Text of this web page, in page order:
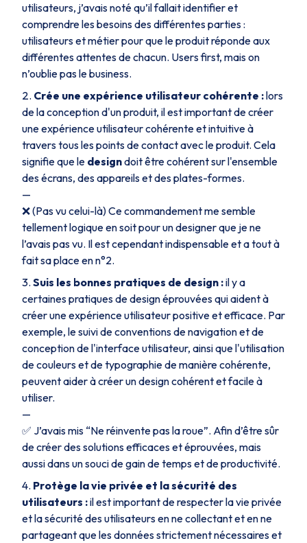
utilisateurs, j’avais noté qu’il fallait identifier et
comprendre les besoins des différentes parties :
utilisateurs et métier pour que le produit réponde aux
différentes attentes de chacun. Users first, mais on
n’oublie pas le business.
Crée une expérience utilisateur cohérente :lors
de la conception d'un produit, il est important de créer
une expérience utilisateur cohérente et intuitive à
travers tous les points de contact avec le produit. Cela
signifie que le designdoit être cohérent sur l'ensemble
des écrans, des appareils et des plates-formes.
—
❌(Pas vu celui-là)Ce commandement me semble
tellement logique en soit pour un designer que je ne
l’avais pas vu. Il est cependant indispensable et a tout à
fait sa place en n°2.
Suis les bonnes pratiques de design :il y a
certaines pratiques de design éprouvées qui aident à
créer une expérience utilisateur positive et efficace. Par
exemple, le suivi de conventions de navigation et de
conception de l'interface utilisateur, ainsi que l'utilisation
de couleurs et de typographie de manière cohérente,
peuvent aider à créer un design cohérent et facile à
utiliser.
—
✅ J’avais mis “Ne réinvente pas la roue”. Afin d’être sûr
de créer des solutions efficaces et éprouvées, mais
aussi dans un souci de gain de temps et de productivité.
Protège la vie privée et la sécurité des
utilisateurs :il est important de respecter la vie privée
et la sécurité des utilisateurs en ne collectant et en ne
partageant que les données strictement nécessaires et